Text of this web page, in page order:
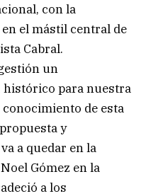
con la
el mástil central de
Cabral.
un
para nuestra
de esta
y
a quedar en la
Gómez en la
a los